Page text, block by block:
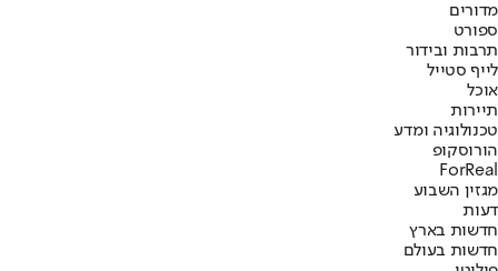
מדורים
ספורט
תרבות ובידור
לייף סטייל
אוכל
תיירות
טכנולוגיה ומדע
הורוסקופ
ForReal
מגזין השבוע
דעות
חדשות בארץ
חדשות בעולם